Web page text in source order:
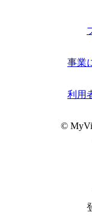
事業
利用
©